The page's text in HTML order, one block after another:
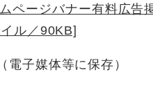
ページバナー有料広告
ル／90KB]
子媒体等に保存）